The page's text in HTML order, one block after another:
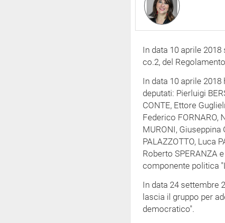
In data 10 aprile
co.2, del
In data 10 aprile
deputati: Pierluigi
CONTE, Ettore
Federico FORNARO,
MURONI, Giuseppina
PALAZZOTTO, Luca
Roberto SPERANZA
componente politica
In data 24 settembre
lascia il gruppo per
democratico".